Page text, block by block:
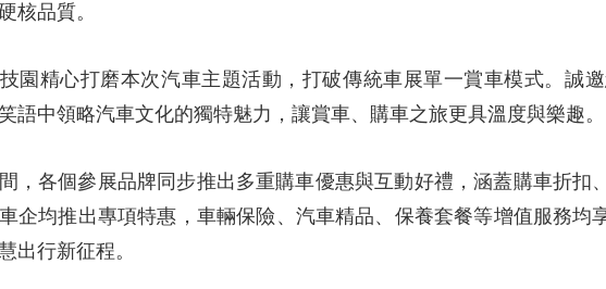
核品質。
園精心打磨本次汽車主題活動，打破傳統車展單一賞車模式。誠
語中領略汽車文化的獨特魅力，讓賞車、購車之旅更具溫度與樂趣。
，各個參展品牌同步推出多重購車優惠與互動好禮，涵蓋購車折扣
企均推出專項特惠，車輛保險、汽車精品、保養套餐等增值服務
出行新征程。